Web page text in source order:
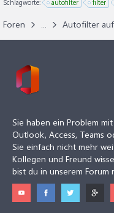
Schlagworte: autofilter filter
Foren ... Autofilter
Sie haben ein Problem
Outlook, Access, Teams
Sie einfach nicht mehr
Kollegen und Freund
bist du in unserem Forum